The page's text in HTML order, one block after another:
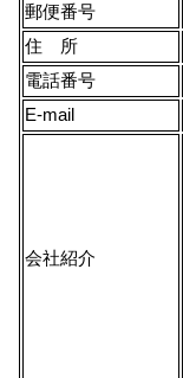
郵便番号
住 所
電話番号
E-mail
会社紹介